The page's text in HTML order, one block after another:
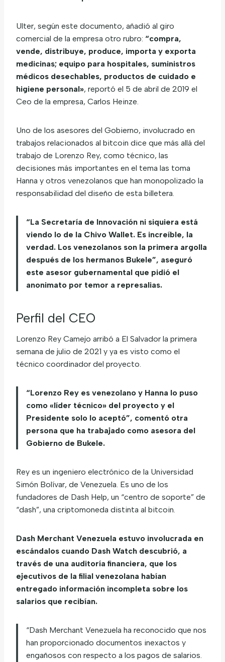
Ulter, según este documento, añadió al giro
comercial de la empresa otro rubro: “compra,
vende, distribuye, produce, importa y exporta
medicinas; equipo para hospitales, suministros
médicos desechables, productos de cuidado e
higiene personal», reportó el 5 de abril de 2019 el
Ceo de la empresa, Carlos Heinze.
Uno de los asesores del Gobierno, involucrado en
trabajos relacionados al bitcoin dice que más allá del
trabajo de Lorenzo Rey, como técnico, las
decisiones más importantes en el tema las toma
Hanna y otros venezolanos que han monopolizado la
responsabilidad del diseño de esta billetera.
“La Secretaría de Innovación ni siquiera está
viendo lo de la Chivo Wallet. Es increíble, la
verdad. Los venezolanos son la primera argolla
después de los hermanos Bukele”, aseguró
este asesor gubernamental que pidió el
anonimato por temor a represalias.
Perfil del CEO
Lorenzo Rey Camejo arribó a El Salvador la primera
semana de julio de 2021 y ya es visto como el
técnico coordinador del proyecto.
“Lorenzo Rey es venezolano y Hanna lo puso
como «líder técnico» del proyecto y el
Presidente solo lo aceptó”, comentó otra
persona que ha trabajado como asesora del
Gobierno de Bukele.
Rey es un ingeniero electrónico de la Universidad
Simón Bolívar, de Venezuela. Es uno de los
fundadores de Dash Help, un “centro de soporte” de
“dash”, una criptomoneda distinta al bitcoin.
Dash Merchant Venezuela estuvo involucrada en
escándalos cuando Dash Watch descubrió, a
través de una auditoría financiera, que los
ejecutivos de la filial venezolana habían
entregado información incompleta sobre los
salarios que recibían.
“Dash Merchant Venezuela ha reconocido que nos
han proporcionado documentos inexactos y
engañosos con respecto a los pagos de salarios.